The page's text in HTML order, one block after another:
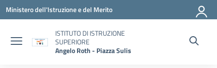
Vai ai contenuti
Vai al menu di navigazione
Vai al footer
Ministero dell'Istruzione e del Merito
ISTITUTO DI ISTRUZIONE
SUPERIORE
Angelo Roth - Piazza Sulis